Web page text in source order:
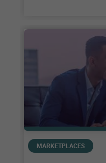
MARKETPLACES